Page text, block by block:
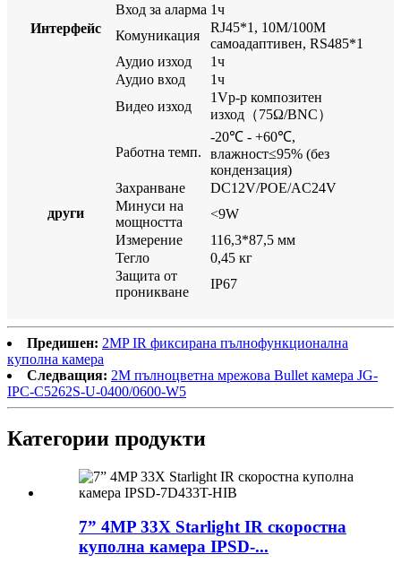
Интерфейс
Вход за аларма 1ч
Комуникация
RJ45*1, 10M/100M
самоадаптивен, RS485*1
Аудио изход
1ч
Аудио вход
1ч
Видео изход
1Vp-p композитен
изход（75Ω/BNC）
други
Работна темп.
-20℃ - +60℃,
влажност≤95% (без
кондензация)
Захранване
DC12V/POE/AC24V
Минуси на
мощността
<9W
Измерение
116,3*87,5 мм
Тегло
0,45 кг
Защита от
проникване
IP67
Предишен: 2MP IR фиксирана пълнофункционална
куполна камера
Следващия: 2M пълноцветна мрежова Bullet камера JG-
IPC-C5262S-U-0400/0600-W5
Категории продукти
7” 4MP 33X Starlight IR скоростна
куполна камера IPSD-...